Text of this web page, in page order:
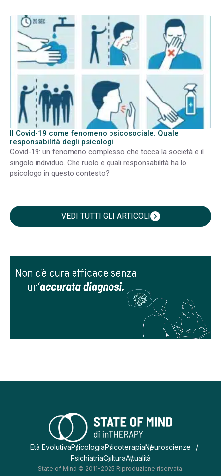
Il Covid-19 come fenomeno psicosociale. Quale
responsabilità degli psicologi
Covid-19: un fenomeno complesso che tocca la società e il
singolo individuo. Che ruolo e quali responsabilità ha lo
psicologo in questo contesto?
VEDI TUTTI GLI ARTICOLIchevron_right
Età EvolutivaPsicologiaPsicoterapiaNeuroscienze
PsichiatriaCulturaAttualità
State of Mind © 2011-2025 Riproduzione riservata.